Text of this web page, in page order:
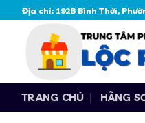
content
Địa chỉ: 192B Bình Thới,
TRANG CHỦ HÃNG